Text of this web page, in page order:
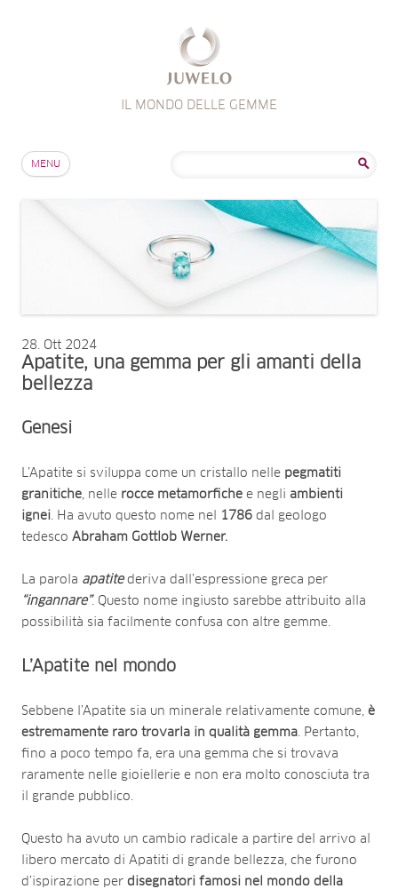
IL MONDO DELLE GEMME
MENU
28 Ott 2024
Apatite, una gemma per gli amanti della
bellezza
Genesi
L’Apatite si sviluppa come un cristallo nelle pegmatiti
granitiche , nelle rocce metamorfiche e negli ambienti
ignei . Ha avuto questo nome nel 1786 dal geologo
tedesco Abraham Gottlob Werner.
La parola apatitederiva dall’espressione greca per
“ingannare”. Questo nome ingiusto sarebbe attribuito alla
possibilità sia facilmente confusa con altre gemme.
L’Apatite nel mondo
Sebbene l’Apatite sia un minerale relativamente comune, è
estremamente raro trovarla in qualità gemma . Pertanto,
fino a poco tempo fa, era una gemma che si trovava
raramente nelle gioiellerie e non era molto conosciuta tra
il grande pubblico.
Questo ha avuto un cambio radicale a partire del arrivo al
libero mercato di Apatiti di grande bellezza, che furono
d’ispirazione per disegnatori famosi nel mondo della